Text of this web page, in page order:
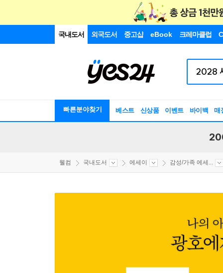
국내도서 외국도서 중고샵 eBook 크레마클럽
빠른분야찾기 베스트 신상품 이벤트 바이백 매
웰컴 국내도서 에세이 감성/가족 에세...